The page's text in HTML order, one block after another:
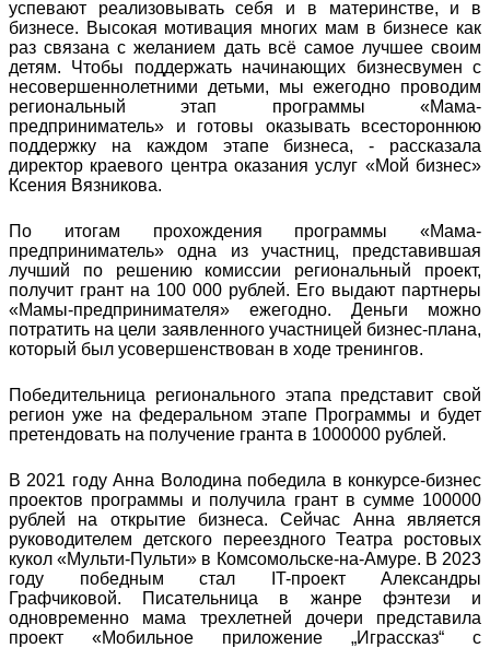
успевают реализовывать себя и в материнстве, и в
бизнесе. Высокая мотивация многих мам в бизнесе как
раз связана с желанием дать всё самое лучшее своим
детям. Чтобы поддержать начинающих бизнесвумен с
несовершеннолетними детьми, мы ежегодно проводим
региональный этап программы «Мама-
предприниматель» и готовы оказывать всестороннюю
поддержку на каждом этапе бизнеса, - рассказала
директор краевого центра оказания услуг «Мой бизнес»
Ксения Вязникова.
По итогам прохождения программы «Мама-
предприниматель» одна из участниц, представившая
лучший по решению комиссии региональный проект,
получит грант на 100 000 рублей. Его выдают партнеры
«Мамы-предпринимателя» ежегодно. Деньги можно
потратить на цели заявленного участницей бизнес-плана,
который был усовершенствован в ходе тренингов.
Победительница регионального этапа представит свой
регион уже на федеральном этапе Программы и будет
претендовать на получение гранта в 1000000 рублей.
В 2021 году Анна Володина победила в конкурсе-бизнес
проектов программы и получила грант в сумме 100000
рублей на открытие бизнеса. Сейчас Анна является
руководителем детского переездного Театра ростовых
кукол «Мульти-Пульти» в Комсомольске-на-Амуре. В 2023
году победным стал IT-проект Александры
Графчиковой. Писательница в жанре фэнтези и
одновременно мама трехлетней дочери представила
проект «Мобильное приложение „Играссказ“ с